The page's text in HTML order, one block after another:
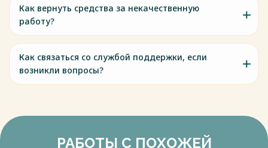
Как вернуть средства за некачественную
работу?
Как связаться со службой поддержки, если
возникли вопросы?
РАБОТЫ С ПОХОЖЕЙ